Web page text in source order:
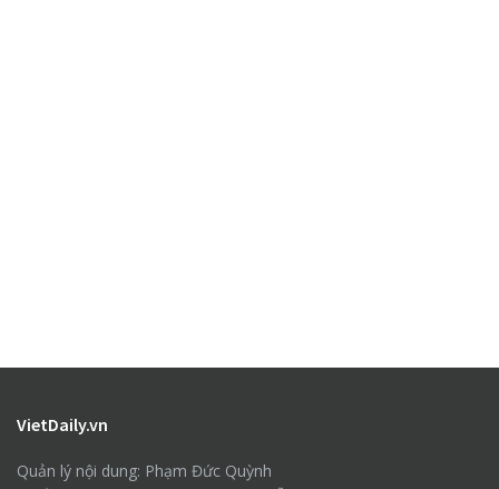
VietDaily.vn
Quản lý nội dung: Phạm Đức Quỳnh